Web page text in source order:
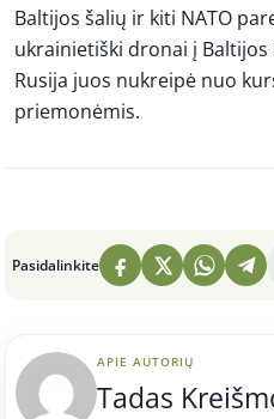
Baltijos šalių ir kiti NATO
ukrainietiški dronai į Baltijos
Rusija juos nukreipė nuo
priemonėmis.
Pasidalinkite
APIE AUTORIŲ
Tadas